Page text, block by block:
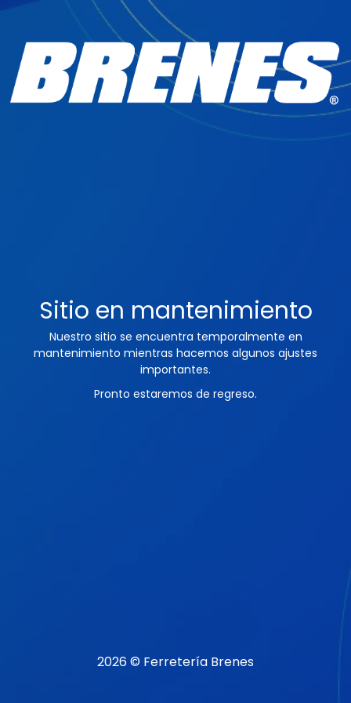
Sitio en mantenimiento
Nuestro sitio se encuentra temporalmente en
mantenimiento mientras hacemos algunos ajustes
importantes.
Pronto estaremos de regreso.
2026 © Ferretería Brenes